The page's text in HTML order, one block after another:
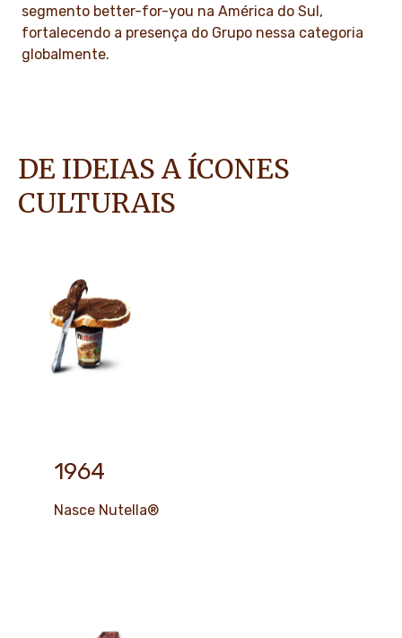
segmento better-for-you na América do Sul,
fortalecendo a presença do Grupo nessa categoria
globalmente.
DE IDEIAS A ÍCONES
CULTURAIS
1964
Nasce Nutella®